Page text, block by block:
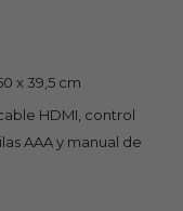
x 39,5 cm
HDMI, control
AAA y manual de